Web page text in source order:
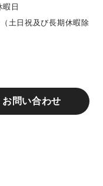
チーム
日
土日祝及び長期休暇除
お問い合わせ